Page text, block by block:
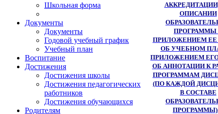
Школьная форма
Документы
Документы
Годовой учебный график
Учебный план
Воспитание
Достижения
Достижения школы
Достижения педагогических
работников
Достижения обучающихся
Родителям
ОПИСАНИИ
ПРОГРАММЫ
ПРИЛОЖЕНИЕМ ЕЕ
ОБ УЧЕБНОМ
ПРИЛОЖЕНИЕМ
ОБ АННОТАЦИИ К
ПРОГРАММАМ
(ПО КАЖДОЙ
В СОСТАВЕ
ПРОГРАММЫ)